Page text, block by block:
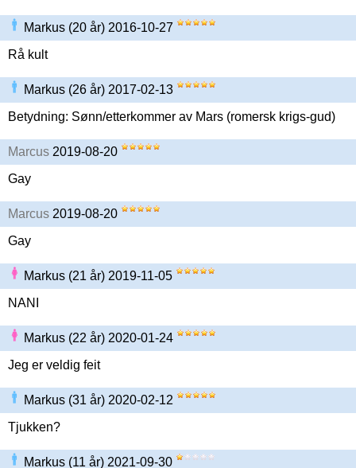
Markus (20 år) 2016-10-27
Rå kult
Markus (26 år) 2017-02-13
Betydning: Sønn/etterkommer av Mars (romersk krigs-gud)
Marcus 2019-08-20
Gay
Marcus 2019-08-20
Gay
Markus (21 år) 2019-11-05
NANI
Markus (22 år) 2020-01-24
Jeg er veldig feit
Markus (31 år) 2020-02-12
Tjukken?
Markus (11 år) 2021-09-30